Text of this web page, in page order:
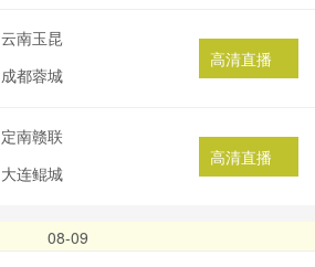
云南玉昆
成都蓉城
高清直播
定南赣联
大连鲲城
高清直播
08-09